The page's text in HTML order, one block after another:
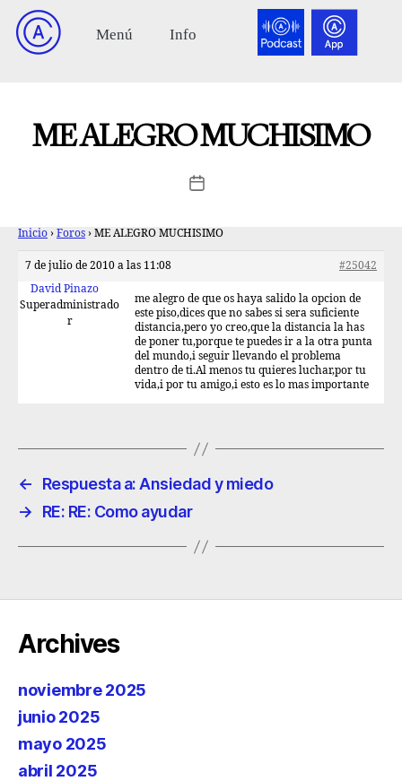
ME ALEGRO MUCHISIMO
Inicio › Foros › ME ALEGRO MUCHISIMO
7 de julio de 2010 a las 11:08
#25042
David Pinazo
Superadministrado
r
me alegro de que os haya salido la opcion de
este piso,dices que no sabes si sera suficiente
distancia,pero yo creo,que la distancia la has
de poner tu,porque te puedes ir a la otra punta
del mundo,i seguir llevando el problema
dentro de ti.Al menos tu quieres luchar,por tu
vida,i por tu amigo,i esto es lo mas importante
←
Respuesta a: Ansiedad y miedo
→
RE: RE: Como ayudar
Archives
noviembre 2025
junio 2025
mayo 2025
abril 2025